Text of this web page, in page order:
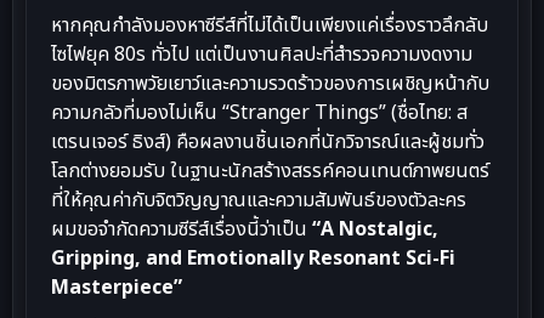
หากคุณกำลังมองหาซีรีส์ที่ไม่ได้เป็นเพียงแค่เรื่องราวลึกลับ
ไซไฟยุค 80s ทั่วไป แต่เป็นงานศิลปะที่สำรวจความงดงาม
ของมิตรภาพวัยเยาว์และความรวดร้าวของการเผชิญหน้ากับ
ความกลัวที่มองไม่เห็น “Stranger Things” (ชื่อไทย: ส
เตรนเจอร์ ธิงส์) คือผลงานชิ้นเอกที่นักวิจารณ์และผู้ชมทั่ว
โลกต่างยอมรับ ในฐานะนักสร้างสรรค์คอนเทนต์ภาพยนตร์
ที่ให้คุณค่ากับจิตวิญญาณและความสัมพันธ์ของตัวละคร
ผมขอจำกัดความซีรีส์เรื่องนี้ว่าเป็น “A Nostalgic,
Gripping, and Emotionally Resonant Sci-Fi
Masterpiece”